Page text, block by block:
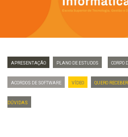
Apresentação Plano de Estudos Corpo
Acordos de Software VÍDEO Quero
dúvidas